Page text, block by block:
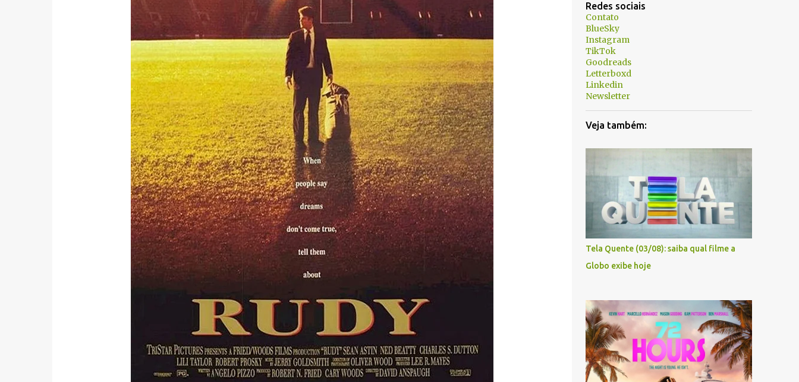
Redes sociais
Contato
BlueSky
Instagram
TikTok
Goodreads
Letterboxd
Linkedin
Newsletter
Veja também:
Tela Quente (03/08): saiba qual filme a
Globo exibe hoje